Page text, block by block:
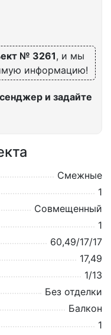
№ 3261, и мы
информацию!
и задайте
Смежные
1
Совмещенный
1
60,49/17/17
17,49
1/13
Без отделки
Балкон
1